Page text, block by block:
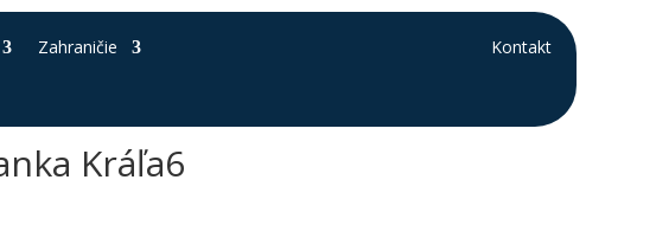
Zahraničie Kontakt
Kráľa6